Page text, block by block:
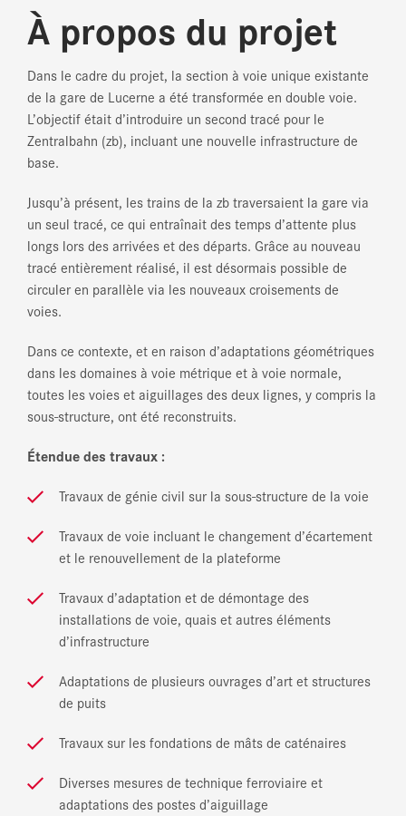
À propos du projet
Dans le cadre du projet, la section à voie unique existante
de la gare de Lucerne a été transformée en double voie.
L’objectif était d’introduire un second tracé pour le
Zentralbahn (zb), incluant une nouvelle infrastructure de
base.
Jusqu’à présent, les trains de la zb traversaient la gare via
un seul tracé, ce qui entraînait des temps d’attente plus
longs lors des arrivées et des départs. Grâce au nouveau
tracé entièrement réalisé, il est désormais possible de
circuler en parallèle via les nouveaux croisements de
voies.
Dans ce contexte, et en raison d’adaptations géométriques
dans les domaines à voie métrique et à voie normale,
toutes les voies et aiguillages des deux lignes, y compris la
sous-structure, ont été reconstruits.
Étendue des travaux :
Travaux de génie civil sur la sous-structure de la voie
Travaux de voie incluant le changement d’écartement
et le renouvellement de la plateforme
Travaux d’adaptation et de démontage des
installations de voie, quais et autres éléments
d’infrastructure
Adaptations de plusieurs ouvrages d’art et structures
de puits
Travaux sur les fondations de mâts de caténaires
Diverses mesures de technique ferroviaire et
adaptations des postes d’aiguillage